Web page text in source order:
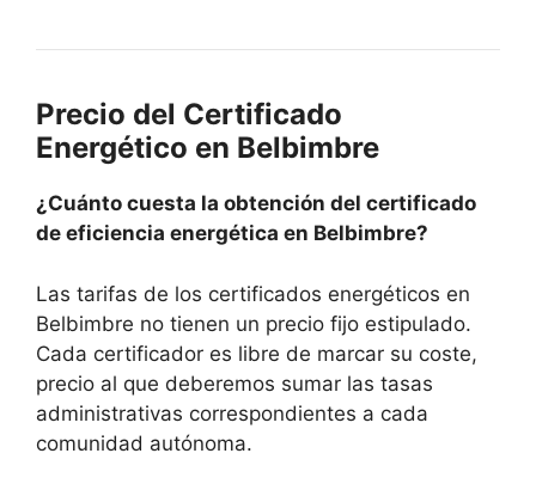
Precio del Certificado
Energético en Belbimbre
¿Cuánto cuesta la obtención del certificado
de eficiencia energética en Belbimbre?
Las tarifas de los certificados energéticos en
Belbimbre no tienen un precio fijo estipulado.
Cada certificador es libre de marcar su coste,
precio al que deberemos sumar las tasas
administrativas correspondientes a cada
comunidad autónoma.